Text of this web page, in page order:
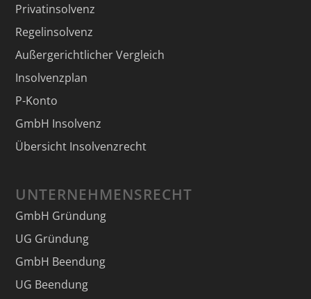
Privatinsolvenz
Regelinsolvenz
Außergerichtlicher Vergleich
Insolvenzplan
P-Konto
GmbH Insolvenz
Übersicht Insolvenzrecht
UNTERNEHMENSRECHT
GmbH Gründung
UG Gründung
GmbH Beendung
UG Beendung